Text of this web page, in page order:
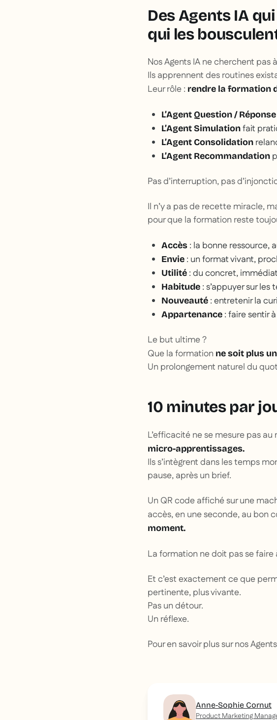
Des Agents IA
qui les
Nos Agents IA ne cherchent pas
Ils apprennent des routines
Leur rôle : rendre la formation
L’Agent Question / Réponse
L’Agent Simulationfait
L’Agent Consolidation
L’Agent Recommandation
Pas d’interruption, pas
Il n’y a pas de recette miracle,
pour que la formation reste
Accès : la bonne ressource,
Envie : un format vivant,
Utilité : du concret,
Habitude : s’appuyer sur
Nouveauté : entretenir la
Appartenance : faire sentir
Le but ultime ?
Que la formation ne soit plus
Un prolongement naturel du
10 minutes par
L’efficacité ne se mesure pas
micro-apprentissages.
Ils s’intègrent dans les temps
pause, après un brief.
Un QR code affiché sur une
accès, en une seconde, au bon
moment.
La formation ne doit pas se faire
Et c’est exactement ce que
pertinente, plus vivante.
Pas un détour.
Un réflexe.
Pour en savoir plus sur nos
Anne-Sophie Cornut
Product Marketing